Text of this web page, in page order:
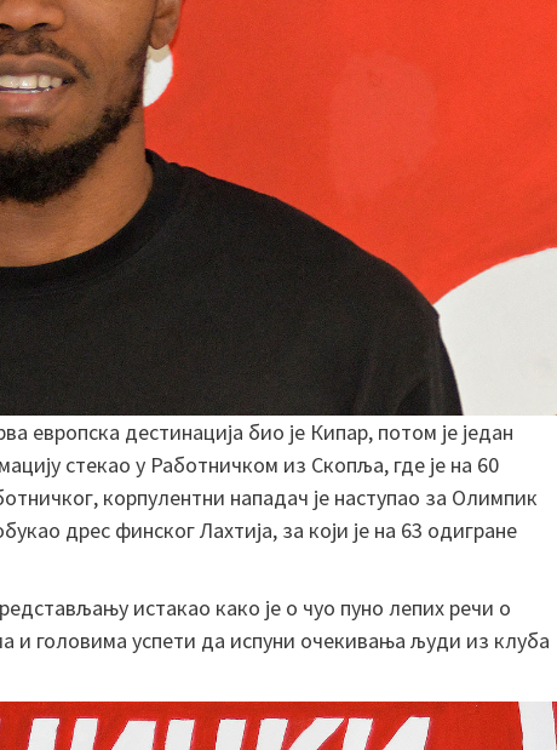
европска дестинација био је Кипар, потом је један
стекао у Работничком из Скопља, где је на 60
корпулентни нападач је наступао за Олимпик
дрес финског Лахтија, за који је на 63 одигране
истакао како је о чуо пуно лепих речи о
и головима успети да испуни очекивања људи из клуба